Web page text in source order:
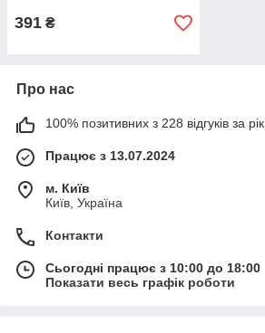
391 ₴
Про нас
100% позитивних з 228 відгуків за рік
Працює з 13.07.2024
м. Київ
Київ, Україна
Контакти
Сьогодні працює з 10:00 до 18:00
Показати весь графік роботи